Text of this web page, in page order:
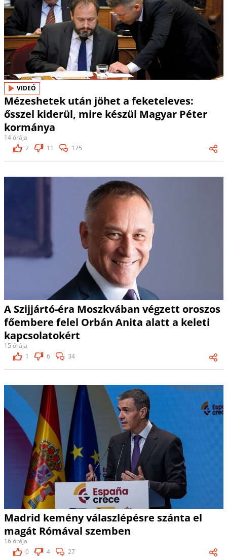
VIDEÓ
Mézeshetek után jöhet a feketeleves:
ősszel kiderül, mire készül Magyar Péter
kormánya
14 órája
2
11 175
A Szijjártó-éra Moszkvában végzett oroszos
főembere felel Orbán Anita alatt a keleti
kapcsolatokért
15 órája
1
6 34
Madrid kemény válaszlépésre szánta el
magát Rómával szemben
16 órája
0
4 27